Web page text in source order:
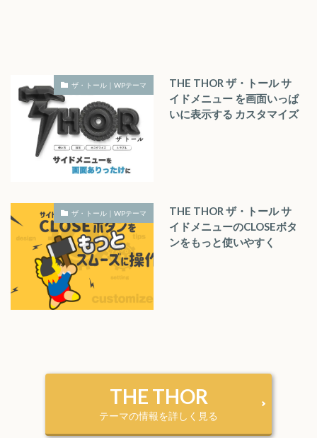
ザ・トール｜WPテーマ
THE THOR ザ・トール サ
イドメニュー を画面いっぱ
いに表示する カスタマイズ
ザ・トール｜WPテーマ
THE THOR ザ・トール サ
イドメニューのCLOSEボタ
ンをもっと使いやすく
THE THOR
テーマの情報を詳しく見る